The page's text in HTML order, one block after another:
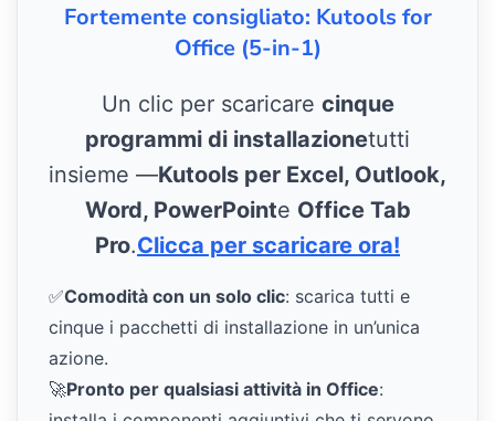
Fortemente consigliato: Kutools for
Office (5-in-1)
Un clic per scaricare cinque
programmi di installazionetutti
insieme —Kutools per Excel, Outlook,
Word, PowerPointe Office Tab
Pro.Clicca per scaricare ora!
✅Comodità con un solo clic: scarica tutti e
cinque i pacchetti di installazione in un’unica
azione.
🚀Pronto per qualsiasi attività in Office: